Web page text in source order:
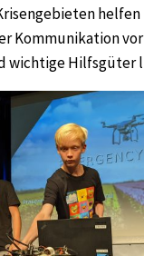
helfen
Kommunikation
wichtige Hilfsgüter